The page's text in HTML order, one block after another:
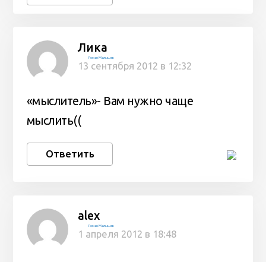
Лика
Роман Малышев
13 сентября 2012 в 12:32
«мыслитель»- Вам нужно чаще
мыслить((
Ответить
alex
Роман Малышев
1 апреля 2012 в 18:48